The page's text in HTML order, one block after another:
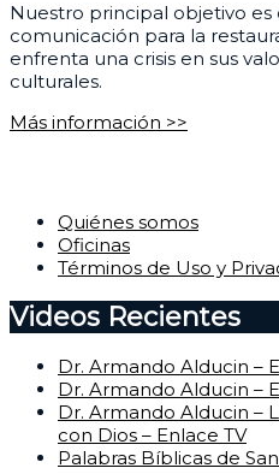
Nuestro principal objetivo
comunicación para la
enfrenta una crisis en sus
culturales.
Más información >>
Quiénes somos
Oficinas
Términos de Uso y
Videos Recientes
Dr. Armando Alducin –
Dr. Armando Alducin –
Dr. Armando Alducin –
con Dios – Enlace TV
Palabras Bíblicas de